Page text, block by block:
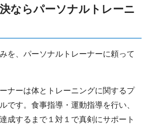
ならパーソナルトレーニ
を、パーソナルトレーナーに頼って
ナーは体とトレーニングに関するプ
です。食事指導・運動指導を行い、
成するまで１対１で真剣にサポート